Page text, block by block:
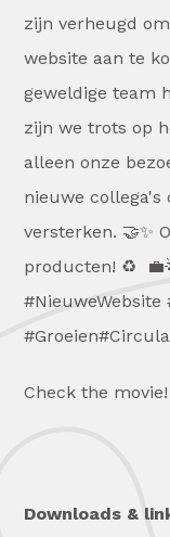
zijn verheugd
website aan te
geweldige team
zijn we trots op
alleen onze
nieuwe collega's
versterken. 🤝✨
producten! ♻️
#NieuweWebsite
Check the movie!
Downloads &